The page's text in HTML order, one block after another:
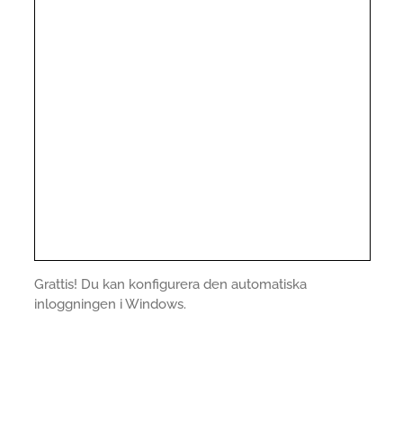
Grattis! Du kan konfigurera den automatiska
inloggningen i Windows.